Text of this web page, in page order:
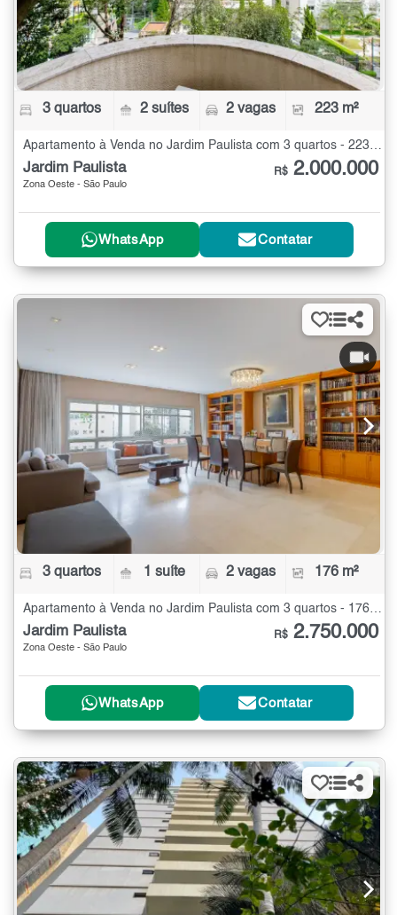
3 quartos 2 suítes 2 vagas 223 m²
Jardim Paulista
Zona Oeste - São Paulo
R$ 2.000.000
WhatsApp Contatar
3 quartos 1 suíte 2 vagas 176 m²
Apartamento à Venda no Jardim Paulista com 3 quartos - 176 m²
Jardim Paulista
Zona Oeste - São Paulo
R$ 2.750.000
WhatsApp Contatar